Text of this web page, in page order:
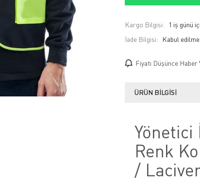
Kargo Bilgisi:
1 iş günü
İade Bilgisi:
Fiyatı Düşünce Haber
ÜRÜN BILGISI
Yönetici
Renk
/